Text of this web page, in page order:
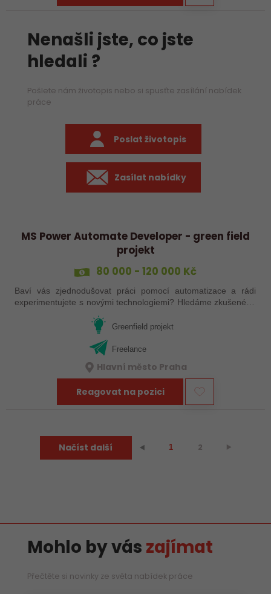
Nenašli jste, co jste
hledali ?
Pošlete nám životopis nebo si spusťte zasílání nabídek
práce
Poslat životopis
Zasílat nabídky
MS Power Automate Developer - green field
projekt
80 000 - 120 000 Kč
Baví vás zjednodušovat práci pomocí automatizace a rádi
experimentujete s novými technologiemi? Hledáme zkušeného
vývojáře/konzultanta, který bude navrhovat a nasazovat řešení
Greenfield projekt
Freelance
Hlavní město Praha
Reagovat na pozici
Načíst další ⯇ 1 2 ⯈
Mohlo by vás zajímat
Přečtěte si novinky ze světa nabídek práce